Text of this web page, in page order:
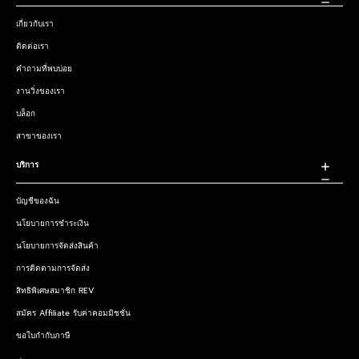
เกี่ยวกับเรา
ติดต่อเรา
คำถามที่พบบ่อย
งานวิ่งของเรา
บล็อก
สาขาของเรา
บริการ
บัญชีของฉัน
นโยบายการชำระเงิน
นโยบายการจัดส่งสินค้า
การติดตามการจัดส่ง
สิทธิพิเศษสมาชิก REV
สมัคร Affiliate รับค่าคอมมิชชั่น
ขอใบกำกับภาษี